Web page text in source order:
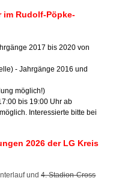
im Rudolf-Pöpke-
2017 bis 2020 von
- Jahrgänge 2016 und
möglich!)
bis 19:00 Uhr ab
Interessierte bitte bei
2026 der LG Kreis
und4. Stadion-Cross